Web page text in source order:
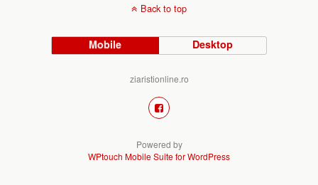
Back to top
Mobile Desktop
ziaristionline.ro
Powered by
WPtouch Mobile Suite for WordPress